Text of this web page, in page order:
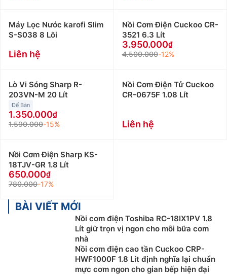
Máy Lọc Nước karofi Slim
S-S038 8 Lõi
Liên hệ
Nồi Cơm Điện Cuckoo CR-
3521 6.3 Lít
3.950.000
4.500.000-12%
Lò Vi Sóng Sharp R-
203VN-M 20 Lít
Để Bàn
1.350.000
1.590.000-15%
Nồi Cơm Điện Tử Cuckoo
CR-0675F 1.08 Lít
Liên hệ
Nồi Cơm Điện Sharp KS-
18TJV-GR 1.8 Lít
650.000
780.000-17%
BÀI VIẾT MỚI
Nồi cơm điện Toshiba RC-18IX1PV 1.8
Lít giữ trọn vị ngon cho mỗi bữa cơm
nhà
Nồi cơm điện cao tần Cuckoo CRP-
HWF1000F 1.8 Lít định nghĩa lại chuẩn
mực cơm ngon cho gian bếp hiện đại